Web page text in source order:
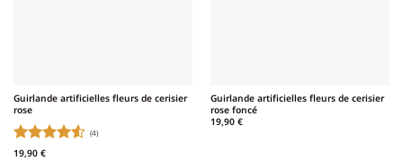
Guirlande artificielles fleurs de cerisier
rose
Note
(4)
19,90 €
Guirlande artificielles fleurs de cerisier
rose foncé
19,90 €